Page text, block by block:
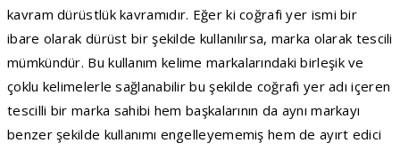
kavram dürüstlük kavramıdır. Eğer ki coğrafi yer ismi bir
ibare olarak dürüst bir şekilde kullanılırsa, marka olarak tescili
mümkündür. Bu kullanım kelime markalarındaki birleşik ve
çoklu kelimelerle sağlanabilir bu şekilde coğrafi yer adı içeren
tescilli bir marka sahibi hem başkalarının da aynı markayı
benzer şekilde kullanımı engelleyememiş hem de ayırt edici